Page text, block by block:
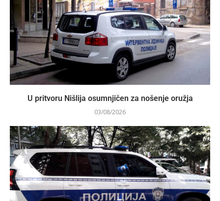
U pritvoru Nišlija osumnjičen za nošenje oružja
03/08/2026